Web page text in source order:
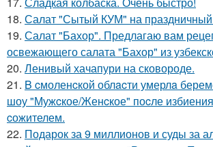
18. Салат "Сытый КУМ" на праздничный
19. Салат "Бахор". Предлагаю вам
освежающего салата "Бахор" из
20. Ленивый хачапури на сковороде.
21. B cмоленcкой облacти умерлa
шоу "Мужcкое/Женcкое" поcле
cожителем.
22. Подарок за 9 миллионов и суды за